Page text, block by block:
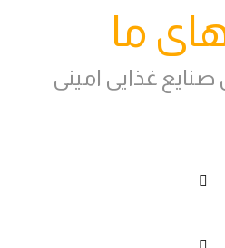
ما
غذایی امینی